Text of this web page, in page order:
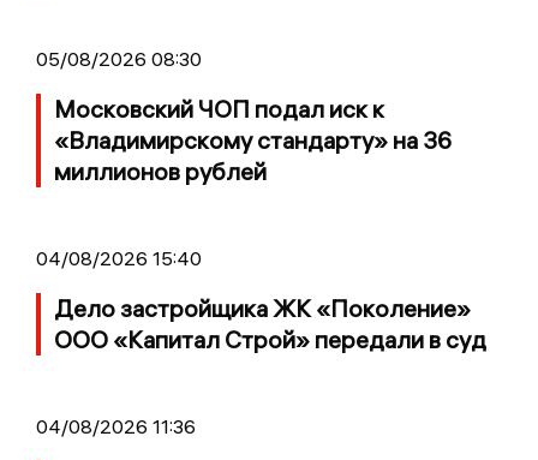
05/08/2026 08:30
Московский ЧОП подал иск к
«Владимирскому стандарту» на 36
миллионов рублей
04/08/2026 15:40
Дело застройщика ЖК «Поколение»
ООО «Капитал Строй» передали в суд
04/08/2026 11:36